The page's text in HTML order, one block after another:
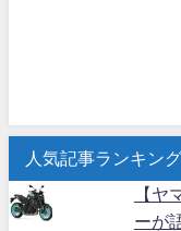
人気記事ランキング
【ヤ
ーが